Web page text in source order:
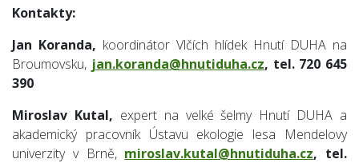
Kontakty:
Jan Koranda, koordinátor Vlčích hlídek Hnutí DUHA na
Broumovsku, jan.koranda@hnutiduha.cz, tel. 720 645
390
Miroslav Kutal, expert na velké šelmy Hnutí DUHA a
akademický pracovník Ústavu ekologie lesa Mendelovy
univerzity v Brně, miroslav.kutal@hnutiduha.cz, tel.